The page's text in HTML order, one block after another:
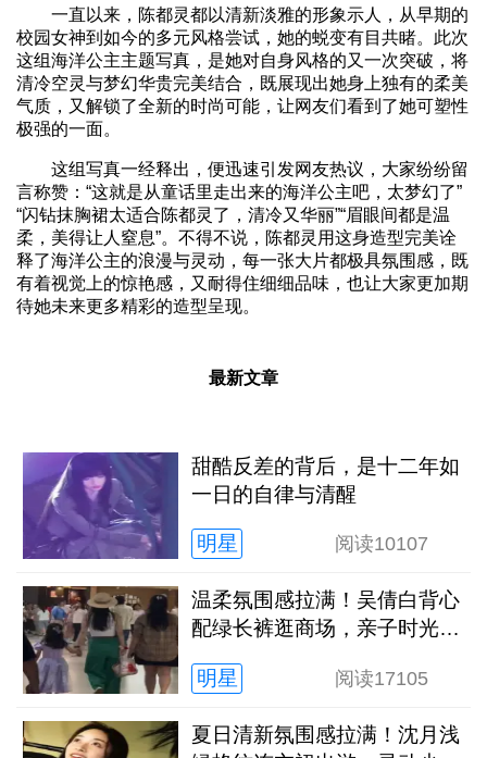
一直以来，陈都灵都以清新淡雅的形象示人，从早期的
校园女神到如今的多元风格尝试，她的蜕变有目共睹。此次
这组海洋公主主题写真，是她对自身风格的又一次突破，将
清冷空灵与梦幻华贵完美结合，既展现出她身上独有的柔美
气质，又解锁了全新的时尚可能，让网友们看到了她可塑性
极强的一面。
这组写真一经释出，便迅速引发网友热议，大家纷纷留
言称赞：“这就是从童话里走出来的海洋公主吧，太梦幻了”
“闪钻抹胸裙太适合陈都灵了，清冷又华丽”“眉眼间都是温
柔，美得让人窒息”。不得不说，陈都灵用这身造型完美诠
释了海洋公主的浪漫与灵动，每一张大片都极具氛围感，既
有着视觉上的惊艳感，又耐得住细细品味，也让大家更加期
待她未来更多精彩的造型呈现。
最新文章
甜酷反差的背后，是十二年如
一日的自律与清醒
明星 阅读10107
温柔氛围感拉满！吴倩白背心
配绿长裤逛商场，亲子时光松
明星
阅读17105
夏日清新氛围感拉满！沈月浅